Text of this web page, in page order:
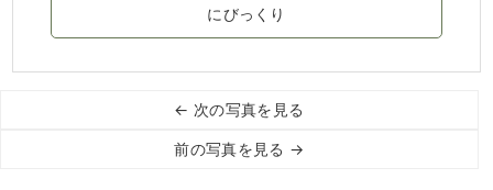
にびっくり
← 次の写真を見る
前の写真を見る →